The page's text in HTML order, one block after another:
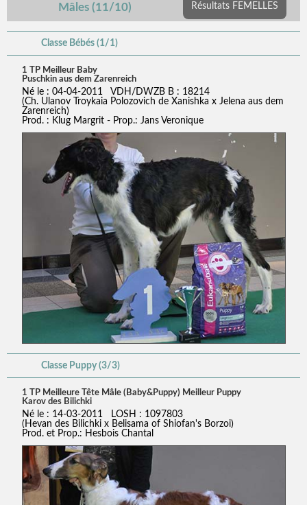
Mâles (11/10) Résultats FEMELLES
Classe Bébés (1/1)
1 TP Meilleur Baby
Puschkin aus dem Zarenreich
Né le : 04-04-2011 VDH/DWZB B : 18214
(Ch. Ulanov Troykaia Polozovich de Xanishka x Jelena aus dem
Zarenreich)
Prod. : Klug Margrit - Prop.: Jans Veronique
Classe Puppy (3/3)
1 TP Meilleure Tête Mâle (Baby&Puppy) Meilleur Puppy
Karov des Bilichki
Né le : 14-03-2011 LOSH : 1097803
(Hevan des Bilichki x Belisama of Shiofan's Borzoi)
Prod. et Prop.: Hesbois Chantal